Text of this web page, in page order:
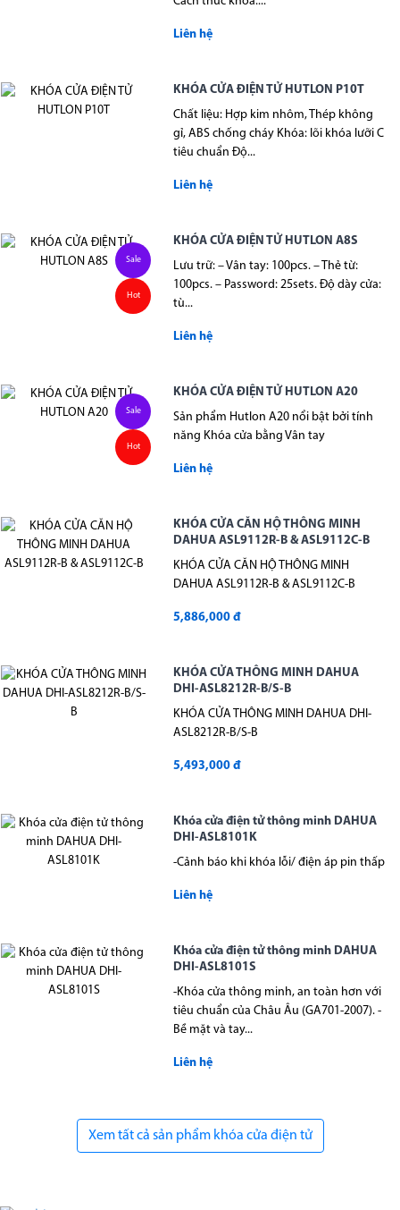
Liên hệ
KHÓA CỬA ĐIỆN TỬ HUTLON P10T
Chất liệu: Hợp kim nhôm, Thép không
gỉ, ABS chống cháy Khóa: lõi khóa lưỡi C
tiêu chuẩn Độ...
Liên hệ
Sale
Hot
KHÓA CỬA ĐIỆN TỬ HUTLON A8S
Lưu trữ: – Vân tay: 100pcs. – Thẻ từ:
100pcs. – Password: 25sets. Độ dày cửa:
tù...
Liên hệ
Sale
Hot
KHÓA CỬA ĐIỆN TỬ HUTLON A20
Sản phẩm Hutlon A20 nổi bật bởi tính
năng Khóa cửa bằng Vân tay
Liên hệ
KHÓA CỬA CĂN HỘ THÔNG MINH
DAHUA ASL9112R-B & ASL9112C-B
KHÓA CỬA CĂN HỘ THÔNG MINH
DAHUA ASL9112R-B & ASL9112C-B
5,886,000 đ
KHÓA CỬA THÔNG MINH DAHUA
DHI-ASL8212R-B/S-B
KHÓA CỬA THÔNG MINH DAHUA DHI-
ASL8212R-B/S-B
5,493,000 đ
Khóa cửa điện tử thông minh DAHUA
DHI-ASL8101K
-Cảnh báo khi khóa lỗi/ điện áp pin thấp
Liên hệ
Khóa cửa điện tử thông minh DAHUA
DHI-ASL8101S
-Khóa cửa thông minh, an toàn hơn với
tiêu chuẩn của Châu Âu (GA701-2007). -
Bề mặt và tay...
Liên hệ
Xem tất cả sản phẩm khóa cửa điện tử